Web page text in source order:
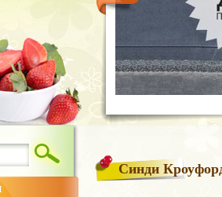
Синди